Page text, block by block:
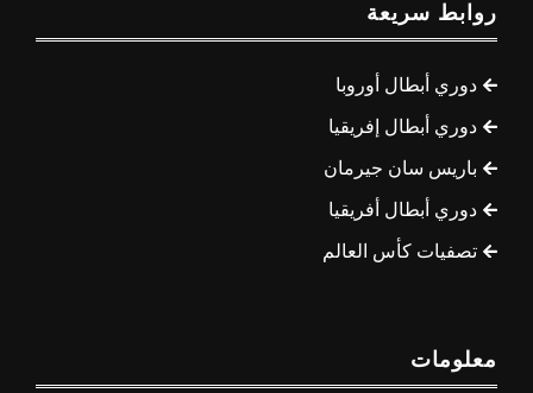
روابط سريعة
دوري أبطال أوروبا
دوري أبطال إفريقيا
باريس سان جيرمان
دوري أبطال أفريقيا
تصفيات كأس العالم
معلومات